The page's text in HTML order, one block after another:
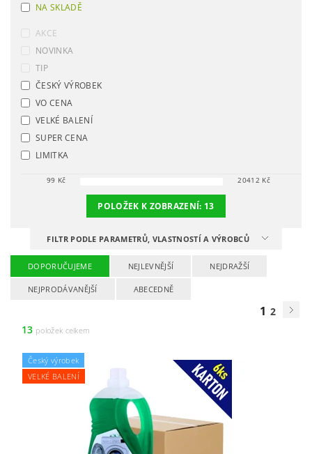
NA SKLADĚ
AKCE
NOVINKA
TIP
ČESKÝ VÝROBEK
VO CENA
VELKÉ BALENÍ
SUPER CENA
LIMITKA
99 Kč 20412 Kč
POLOŽEK K ZOBRAZENÍ: 13
FILTR PODLE PARAMETRŮ, VLASTNOSTÍ A VÝROBCŮ
DOPORUČUJEME NEJLEVNĚJŠÍ NEJDRAŽŠÍ
NEJPRODÁVANĚJŠÍ ABECEDNĚ
1 2
13 položek celkem
Český výrobek
VELKÉ BALENÍ